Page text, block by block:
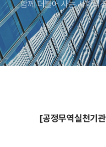
함께 더불어 사는 사회적
[공정무역실천기